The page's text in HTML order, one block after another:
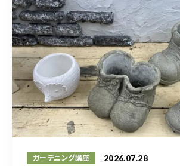
ガーデニング講座 2026.07.28